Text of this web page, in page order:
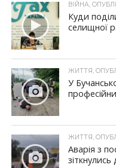
ВІЙНА,
Куди
селищної
ЖИТТЯ,
У
ЖИТТЯ,
Аварія з